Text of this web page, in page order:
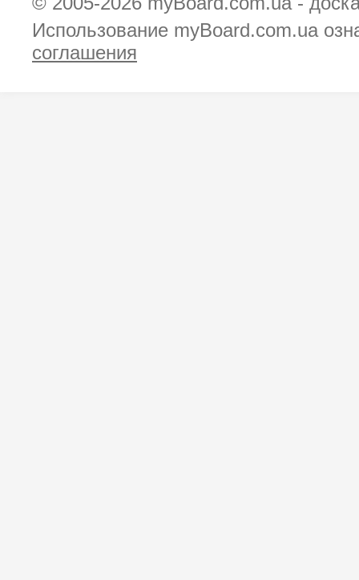
Использование myBoard.com.ua
соглашения